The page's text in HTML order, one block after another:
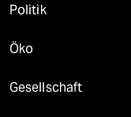
Politik
Öko
Gesellschaft